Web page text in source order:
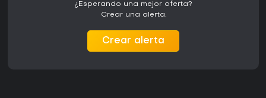
¿Esperando una mejor oferta?
Crear una alerta.
Crear alerta